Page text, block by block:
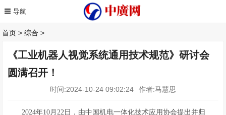
首页 >综合 >
《工业机器人视觉系统通用技术规范》研讨会
圆满召开！
时间:2024-10-24 09:02:24 作者:马慧思
2024年10月22日，由中国机电一体化技术应用协会提出并归